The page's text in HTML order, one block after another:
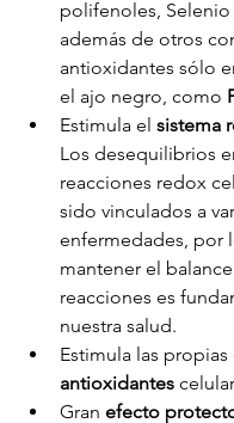
polifenoles, Selenio
además de otros
antioxidantes sólo
el ajo negro, como
Estimula el sistema
Los desequilibrios
reacciones redox
sido vinculados a
enfermedades, por
mantener el
reacciones es
nuestra salud.
Estimula las propias
antioxidantes
Gran efecto